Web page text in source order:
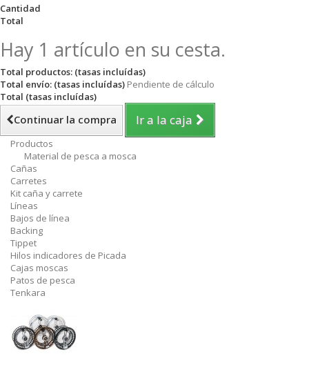
Cantidad
Total
Hay 1 artículo en su cesta.
Total productos: (tasas incluídas)
Total envío: (tasas incluídas) Pendiente de cálculo
Total (tasas incluídas)
Continuar la compra Ir a la caja
Productos
Material de pesca a mosca
Cañas
Carretes
Kit caña y carrete
Líneas
Bajos de línea
Backing
Tippet
Hilos indicadores de Picada
Cajas moscas
Patos de pesca
Tenkara